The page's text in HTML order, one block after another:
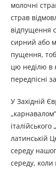
молочні
страв
відпущення
сирний або
пущення,
цю неділю в
передпісні
У Західній
латинській
середу
середу,